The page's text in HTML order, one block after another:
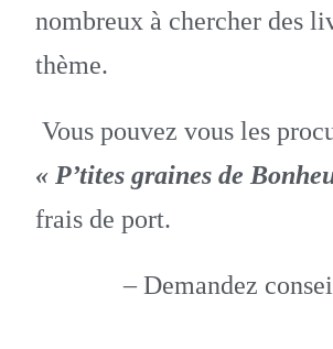
nombreux à chercher des
thème.
Vous pouvez vous les
« P’tites graines de
frais de port.
– Demandez